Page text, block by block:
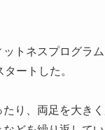
トネスプログラ
ートした。
り、両足を大き